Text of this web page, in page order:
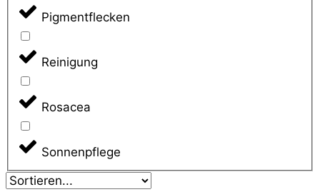
Pigmentflecken
Reinigung
Rosacea
Sonnenpflege